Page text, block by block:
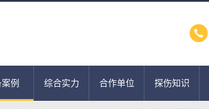
例 综合实力 合作单位 探伤知识